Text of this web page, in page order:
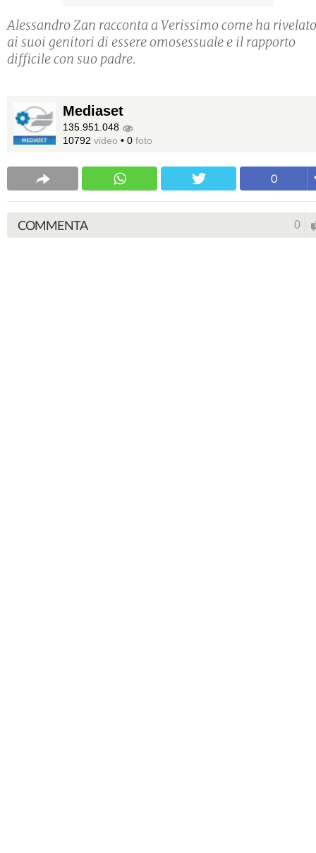
Alessandro Zan racconta a Verissimo come ha rivelato
ai suoi genitori di essere omosessuale e il rapporto
difficile con suo padre.
Mediaset
135.951.048
10792 video • 0 foto
0
COMMENTA 0